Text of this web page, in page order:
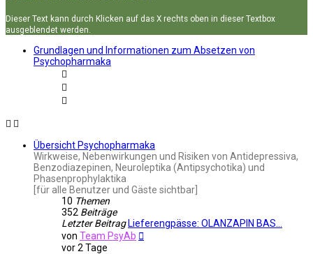
Dieser Text kann durch Klicken auf das X rechts oben in dieser Textbox
ausgeblendet werden.
Grundlagen und Informationen zum Absetzen von
Psychopharmaka
Übersicht Psychopharmaka
Wirkweise, Nebenwirkungen und Risiken von Antidepressiva,
Benzodiazepinen, Neuroleptika (Antipsychotika) und
Phasenprophylaktika
[für alle Benutzer und Gäste sichtbar]
10 Themen
352 Beiträge
Letzter Beitrag Lieferengpässe: OLANZAPIN BAS…
von Team PsyAb
vor 2 Tage